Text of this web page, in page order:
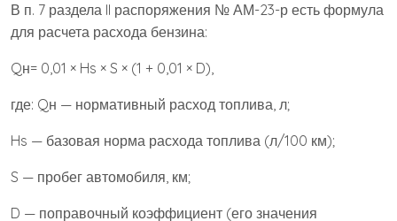
В п. 7 раздела II распоряжения № АМ-23-р есть формула
для расчета расхода бензина:
Qн= 0,01 × Hs × S × (1 + 0,01 × D),
где: Qн — нормативный расход топлива, л;
Hs — базовая норма расхода топлива (л/100 км);
S — пробег автомобиля, км;
D — поправочный коэффициент (его значения